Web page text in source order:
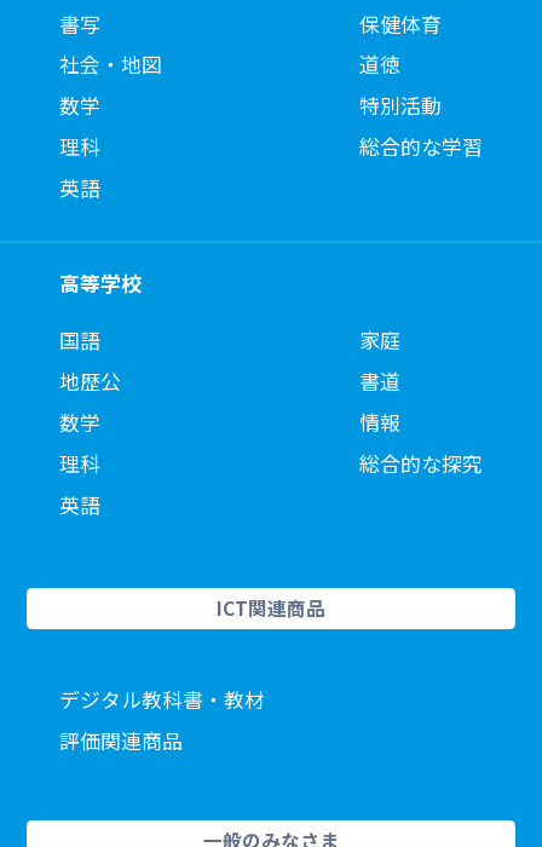
書写
社会・地図
数学
理科
英語
保健体育
道徳
特別活動
総合的な学習
高等学校
国語
地歴公
数学
理科
英語
家庭
書道
情報
総合的な探究
ICT関連商品
デジタル教科書・教材
評価関連商品
一般のみなさま